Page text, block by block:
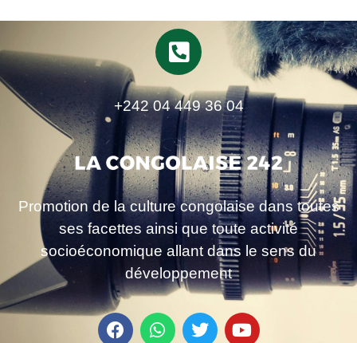
+242 04 449 36 04
Promotion de la culture congolaise dans toutes
ses facettes ainsi que toute activité
socioéconomique allant dans le sens du
développement